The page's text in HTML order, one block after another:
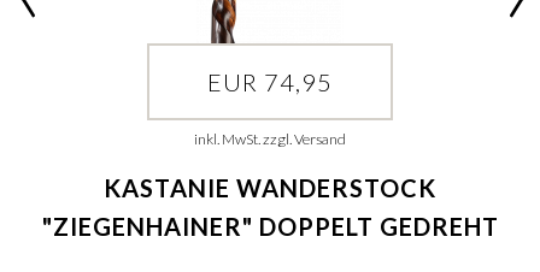
EUR 74,95
inkl. MwSt. zzgl. Versand
KASTANIE WANDERSTOCK
"ZIEGENHAINER" DOPPELT GEDREHT